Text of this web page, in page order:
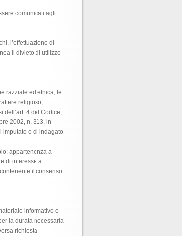
comunicati agli
l’effettuazione di
il divieto di utilizzo
razziale ed etnica, le
religioso,
dell’art. 4 del Codice,
2002, n. 313, in
imputato o di indagato
appartenenza a
di interesse a
il consenso
informativo o
la durata necessaria
richiesta